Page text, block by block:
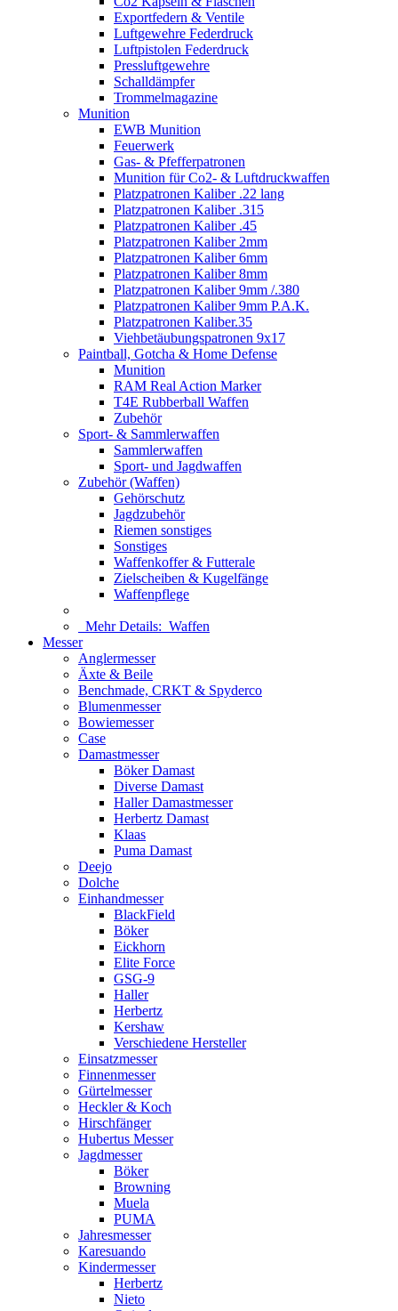
Exportfedern & Ventile
Luftgewehre Federdruck
Luftpistolen Federdruck
Pressluftgewehre
Schalldämpfer
Trommelmagazine
Munition
EWB Munition
Feuerwerk
Gas- & Pfefferpatronen
Munition für Co2- & Luftdruckwaffen
Platzpatronen Kaliber .22 lang
Platzpatronen Kaliber .315
Platzpatronen Kaliber .45
Platzpatronen Kaliber 2mm
Platzpatronen Kaliber 6mm
Platzpatronen Kaliber 8mm
Platzpatronen Kaliber 9mm /.380
Platzpatronen Kaliber 9mm P.A.K.
Platzpatronen Kaliber.35
Viehbetäubungspatronen 9x17
Paintball, Gotcha & Home Defense
Munition
RAM Real Action Marker
T4E Rubberball Waffen
Zubehör
Sport- & Sammlerwaffen
Sammlerwaffen
Sport- und Jagdwaffen
Zubehör (Waffen)
Gehörschutz
Jagdzubehör
Riemen sonstiges
Sonstiges
Waffenkoffer & Futterale
Zielscheiben & Kugelfänge
Waffenpflege
Mehr Details: Waffen
Messer
Anglermesser
Äxte & Beile
Benchmade, CRKT & Spyderco
Blumenmesser
Bowiemesser
Case
Damastmesser
Böker Damast
Diverse Damast
Haller Damastmesser
Herbertz Damast
Klaas
Puma Damast
Deejo
Dolche
Einhandmesser
BlackField
Böker
Eickhorn
Elite Force
GSG-9
Haller
Herbertz
Kershaw
Verschiedene Hersteller
Einsatzmesser
Finnenmesser
Gürtelmesser
Heckler & Koch
Hirschfänger
Hubertus Messer
Jagdmesser
Böker
Browning
Muela
PUMA
Jahresmesser
Karesuando
Kindermesser
Herbertz
Nieto